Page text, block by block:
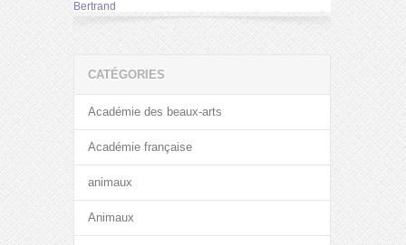
Bertrand
CATÉGORIES
Académie des beaux-arts
Académie française
animaux
Animaux